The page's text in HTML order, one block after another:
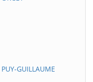
GUILLAUME